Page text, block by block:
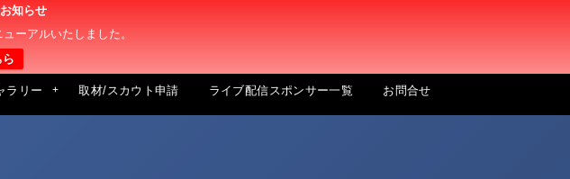
知らせ
ーアルいたしました。
ラリー 取材/スカウト申請 ライブ配信スポンサー一覧 お問合せ